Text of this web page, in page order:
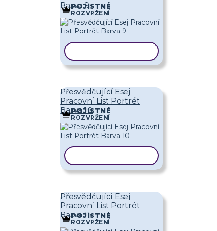
Barva 9
POJISTNÉ
ROZVRŽENÍ
Přesvědčující Esej
Pracovní List Portrét
Barva 10
POJISTNÉ
ROZVRŽENÍ
Přesvědčující Esej
Pracovní List Portrét
Barva 11
POJISTNÉ
ROZVRŽENÍ